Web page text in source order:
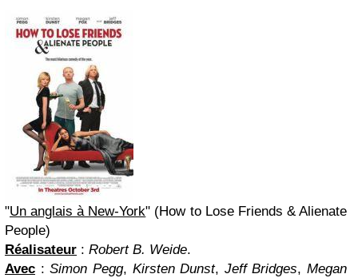
"Un anglais à New-York" (How to Lose Friends & Alienate
People)
Réalisateur : Robert B. Weide.
Avec :Simon Pegg, Kirsten Dunst, Jeff Bridges, Megan